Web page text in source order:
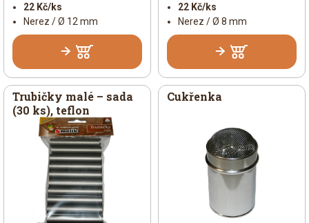
22 Kč/ks
Nerez / Ø 12 mm
22 Kč/ks
Nerez / Ø 8 mm
Trubičky malé – sada
(30 ks), teflon
Cukřenka